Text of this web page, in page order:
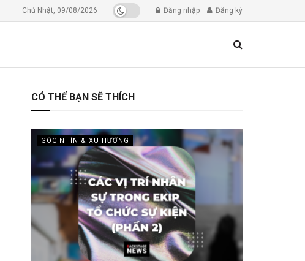
Chủ Nhật, 09/08/2026 Đăng nhập Đăng ký
CÓ THỂ BẠN SẼ THÍCH
GÓC NHÌN & XU HƯỚNG